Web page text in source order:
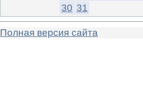
30 31
Полная версия сайта